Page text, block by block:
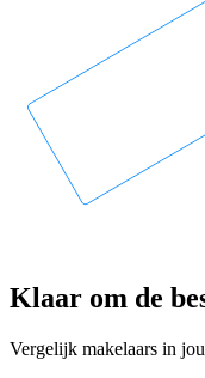
Klaar om de
Vergelijk makelaars in